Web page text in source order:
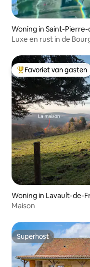
Woning in Saint-
Luxe en rust in de
Topfavoriet van gasten
Favoriet van gasten
Woning in Lavault-de-
Maison
Superhost
Superhost